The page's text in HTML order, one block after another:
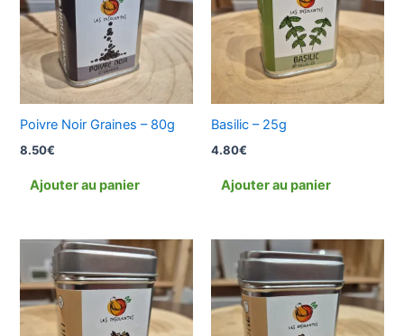
Poivre Noir Graines – 80g
8.50€
Ajouter au panier
Basilic – 25g
4.80€
Ajouter au panier